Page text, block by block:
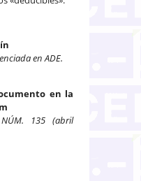
en ADE.
en la
NÚM. 135 (abril